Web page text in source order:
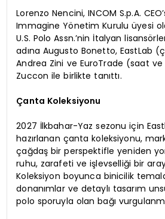
Lorenzo Nencini, INCOM S.p.A.
Immagine Yönetim Kurulu üyesi
U.S. Polo Assn.’nin İtalyan
adına Augusto Bonetto, EastLab
Andrea Zini ve EuroTrade (saat ve
Zuccon ile birlikte tanıttı.
Çanta Koleksiyonu
2027 İlkbahar-Yaz sezonu için
hazırlanan çanta koleksiyonu,
çağdaş bir perspektifle yeniden
ruhu, zarafeti ve işlevselliği bir
Koleksiyon boyunca binicilik
donanımlar ve detaylı tasarım
polo sporuyla olan bağı